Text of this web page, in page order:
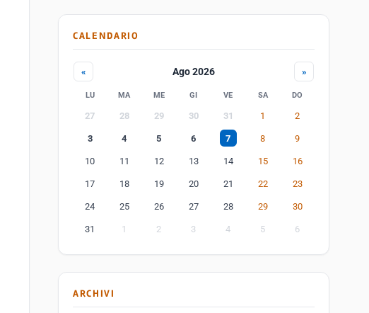
CALENDARIO
« Ago 2026 »
LU MA ME GI VE SA DO
27 28 29 30 31 1 2
3 4 5 6 7 8 9
10 11 12 13 14 15 16
17 18 19 20 21 22 23
24 25 26 27 28 29 30
31 1 2 3 4 5 6
ARCHIVI